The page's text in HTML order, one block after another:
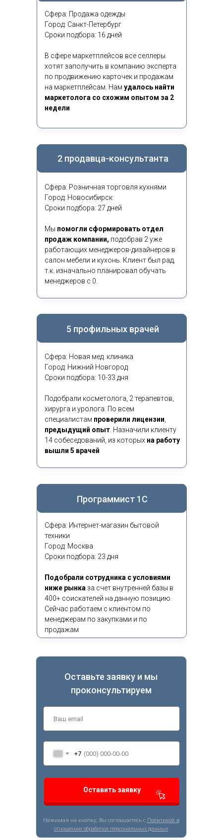
Сфера: Продажа одежды
Город: Санкт-Петербург
Сроки подбора: 16 дней
В сфере маркетплейсов все селлеры
хотят заполучить в компанию эксперта
по продвижению карточек и продажам
на маркетплейсам. Нам удалось найти
маркетолога со схожим опытом за 2
недели
2 продавца-консультанта
Сфера: Розничная торговля кухнями
Город: Новосибирск
Сроки подбора: 27 дней
Мы помогли сформировать отдел
продаж компании, подобрав 2 уже
работающих менеджеров-дизайнеров в
салон мебели и кухонь. Клиент был рад,
т.к. изначально планировал обучать
менеджеров с 0.
Оставить заявку
Нажимая на кнопку, Вы соглашаетесь с Политикой в
отношении обработки персональных данных
+7
5 профильных врачей
Сфера: Новая мед. клиника
Город: Нижний Новгород
Сроки подбора: 10-33 дня
Подобрали косметолога, 2 терапевтов,
хирурга и уролога. По всем
специалистам проверили лицензии
предыдущий опыт Назначили клиенту
14 собеседований, из которых на работу
вышли 5 врачей
Программист 1С
Сфера: Интернет-магазин бытовой
техники
Город: Москва
Сроки подбора: 23 дня
Подобрали сотрудника с условиями
ниже рынка за счет внутренней базы в
400+ соискателей на данную позицию.
Сейчас работаем с клиентом по
менеджерам по закупками и по
продажам
Оставьте заявку и мы
проконсультируем